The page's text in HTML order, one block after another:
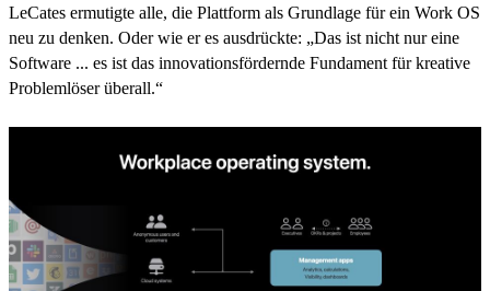
LeCates ermutigte alle, die Plattform als Grundlage für ein Work OS
neu zu denken. Oder wie er es ausdrückte: „Das ist nicht nur eine
Software ... es ist das innovationsfördernde Fundament für kreative
Problemlöser überall.“